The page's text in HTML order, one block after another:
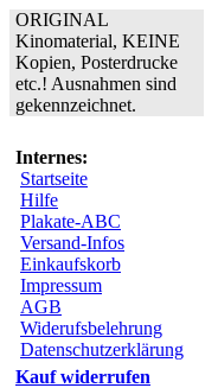
ORIGINAL
Kinomaterial, KEINE
Kopien, Posterdrucke
etc.! Ausnahmen sind
gekennzeichnet.
Internes:
Startseite
Hilfe
Plakate-ABC
Versand-Infos
Einkaufskorb
Impressum
AGB
Widerufsbelehrung
Datenschutzerklärung
Kauf widerrufen